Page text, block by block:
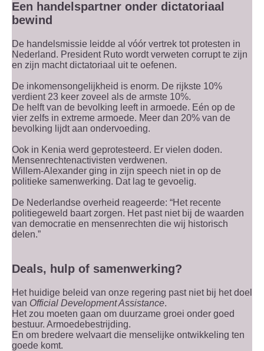
Een handelspartner onder dictatoriaal
bewind
De handelsmissie leidde al vóór vertrek tot protesten in
Nederland. President Ruto wordt verweten corrupt te zijn
en zijn macht dictatoriaal uit te oefenen.
De inkomensongelijkheid is enorm. De rijkste 10%
verdient 23 keer zoveel als de armste 10%.
De helft van de bevolking leeft in armoede. Eén op de
vier zelfs in extreme armoede. Meer dan 20% van de
bevolking lijdt aan ondervoeding.
Ook in Kenia werd geprotesteerd. Er vielen doden.
Mensenrechtenactivisten verdwenen.
Willem-Alexander ging in zijn speech niet in op de
politieke samenwerking. Dat lag te gevoelig.
De Nederlandse overheid reageerde: “Het recente
politiegeweld baart zorgen. Het past niet bij de waarden
van democratie en mensenrechten die wij historisch
delen.”
Deals, hulp of samenwerking?
Het huidige beleid van onze regering past niet bij het doel
van Official Development Assistance.
Het zou moeten gaan om duurzame groei onder goed
bestuur. Armoedebestrijding.
En om bredere welvaart die menselijke ontwikkeling ten
goede komt.